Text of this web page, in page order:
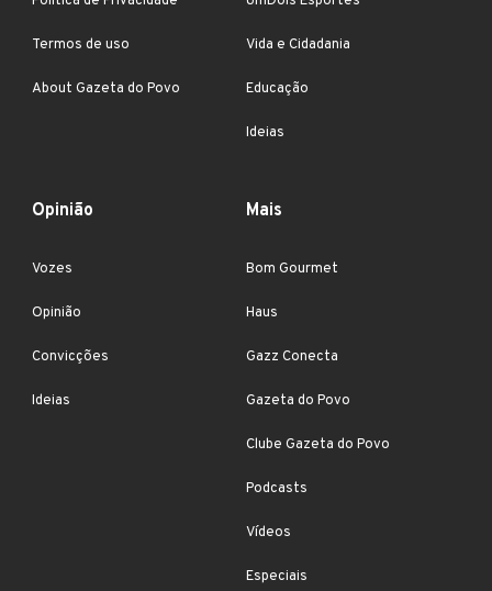
Termos de uso
About Gazeta do Povo
Vida e Cidadania
Educação
Ideias
Opinião
Vozes
Opinião
Convicções
Ideias
Mais
Bom Gourmet
Haus
Gazz Conecta
Gazeta do Povo
Clube Gazeta do Povo
Podcasts
Vídeos
Especiais